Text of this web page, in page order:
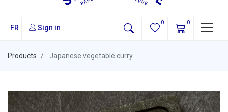
FR Sign in
0 0
Products Japanese vegetable curry